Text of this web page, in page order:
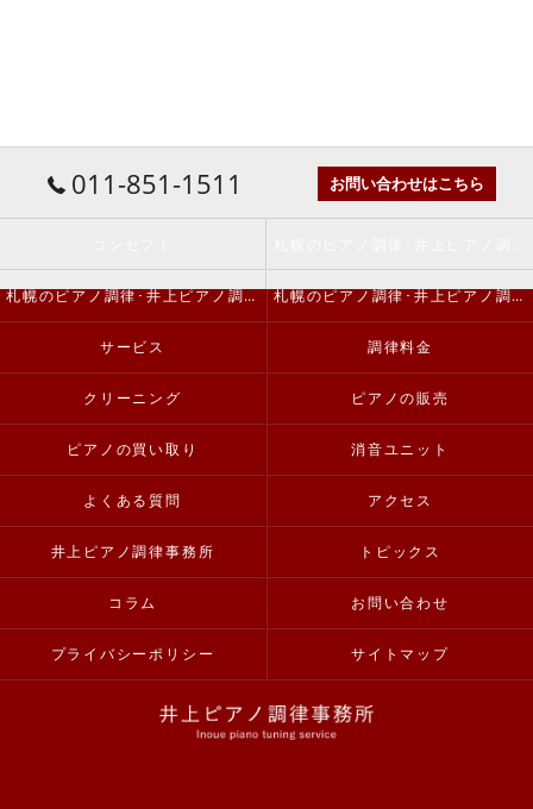
011-851-1511 お問い合わせはこちら
札幌のピアノ調律･井上ピアノ調律事務所の評判 札幌のピアノ調律･井上ピアノ調律事務所のお客様の声
サービス 調律料金
クリーニング ピアノの販売
ピアノの買い取り 消音ユニット
よくある質問 アクセス
井上ピアノ調律事務所 トピックス
コラム お問い合わせ
プライバシーポリシー サイトマップ